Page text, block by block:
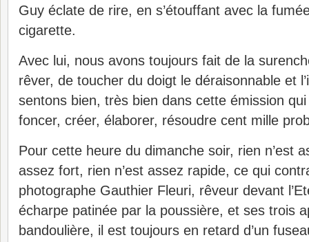
Guy éclate de rire, en s’étouffant avec la
cigarette.
Avec lui, nous avons toujours fait de la
rêver, de toucher du doigt le déraisonnable et
sentons bien, très bien dans cette émission
foncer, créer, élaborer, résoudre cent mille
Pour cette heure du dimanche soir, rien n’est
assez fort, rien n’est assez rapide, ce qui
photographe Gauthier Fleuri, rêveur devant
écharpe patinée par la poussière, et ses trois
bandoulière, il est toujours en retard d’un